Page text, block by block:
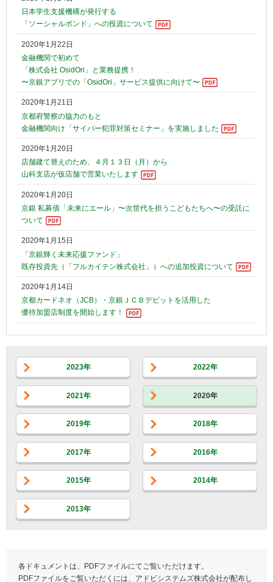
日本学生支援機構が発行する
「ソーシャルボンド」への投資について
2020年1月22日
金融機関で初めて
「株式会社 OsidOri」と業務提携！
〜京銀アプリでの「OsidOri」サービス提供に向けて〜
2020年1月21日
京都府警察の協力のもと
金融機関向け「サイバー犯罪対策セミナー」を実施しました
2020年1月20日
店舗建て替えのため、４月１３日（月）から
山科支店が仮店舗で営業いたします
2020年1月20日
京銀 私募債「未来にエール」〜次世代を担うこどもたちへ〜の受託に
ついて
2020年1月15日
「京銀輝く未来応援ファンド」
既存投資先（「フルカイテン株式会社」）への追加投資について
2020年1月14日
京都カードネオ（JCB）・京銀ＪＣＢデビットを活用した
優待加盟店制度を開始します！
2023年 2022年
2021年 2020年
2019年 2018年
2017年 2016年
2015年 2014年
2013年
各ドキュメントは、PDFファイルにてご覧いただけます。
PDFファイルをご覧いただくには、アドビシステムズ株式会社が配布し